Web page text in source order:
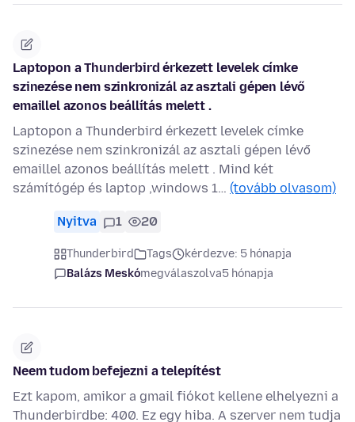
Laptopon a Thunderbird érkezett levelek címke
szinezése nem szinkronizál az asztali gépen lévő
emaillel azonos beállítás melett .
Laptopon a Thunderbird érkezett levelek címke
szinezése nem szinkronizál az asztali gépen lévő
emaillel azonos beállítás melett . Mind két
számítógép és laptop ,windows 1… (tovább olvasom)
Nyitva 1 20
Thunderbird Tags
kérdezve: 5 hónapja
Balázs Meskómegválaszolva5 hónapja
Neem tudom befejezni a telepítést
Ezt kapom, amikor a gmail fiókot kellene elhelyezni a
Thunderbirdbe: 400. Ez egy hiba. A szerver nem tudja